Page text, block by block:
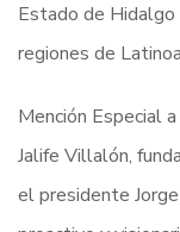
Estado de
regiones de
Mención Especial
Jalife Villalón,
el presidente